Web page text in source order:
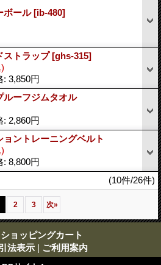
ボール[ib-480]
ストラップ[ghs-315]
: 3,850円
ルーフジムタオル
: 2,860円
ョントレーニングベルト
: 8,800円
(10件/26件)
2 3 次»
ショッピングカート
法表示 | ご利用案内